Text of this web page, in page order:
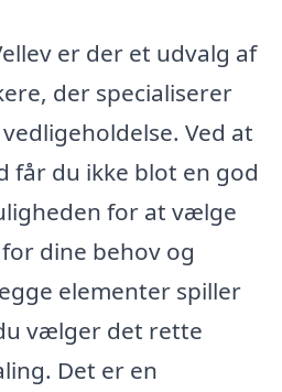
er der et udvalg af
der specialiserer
Ved at
får du ikke blot en god
for at vælge
dine behov og
elementer spiller
vælger det rette
Det er en